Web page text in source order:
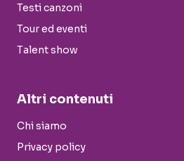
Testi canzoni
Tour ed eventi
Talent show
Altri contenuti
Chi siamo
Privacy policy